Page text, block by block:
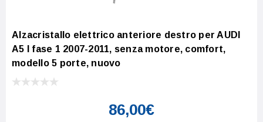
Alzacristallo elettrico anteriore destro per AUDI
A5 I fase 1 2007-2011, senza motore, comfort,
modello 5 porte, nuovo
86,00€